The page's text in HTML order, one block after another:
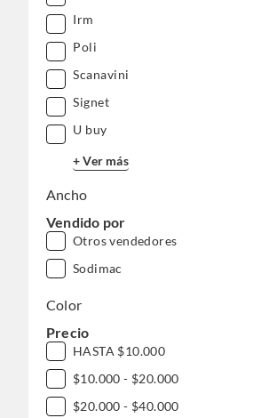
Irm
Poli
Scanavini
Signet
U buy
+ Ver más
Ancho
Vendido por
Otros vendedores
Sodimac
Color
Precio
HASTA $10.000
$10.000 - $20.000
$20.000 - $40.000